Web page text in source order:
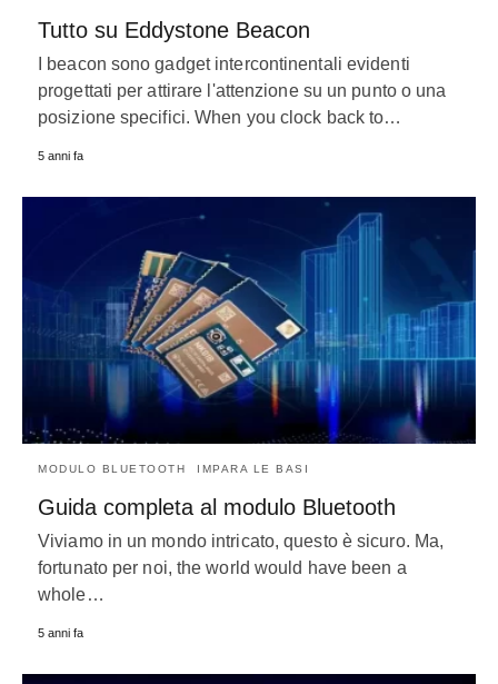
Tutto su Eddystone Beacon
I beacon sono gadget intercontinentali evidenti
progettati per attirare l'attenzione su un punto o una
posizione specifici.When you clock back to…
5 anni fa
MODULO BLUETOOTH IMPARA LE BASI
Guida completa al modulo Bluetooth
Viviamo in un mondo intricato, questo è sicuro. Ma,
fortunato per noi, the world would have been a
whole…
5 anni fa